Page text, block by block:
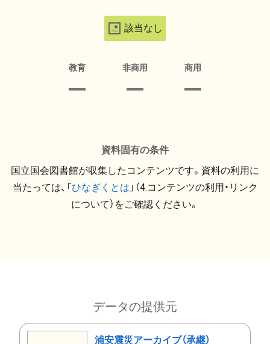
該当なし
教育 非商用 商用
資料固有の条件
国立国会図書館が収集したコンテンツです。資料の利用に
当たっては、「ひなぎくとは 」（4.コンテンツの利用・リンク
について）をご確認ください。
データの提供元
浦安震災アーカイブ（承継）